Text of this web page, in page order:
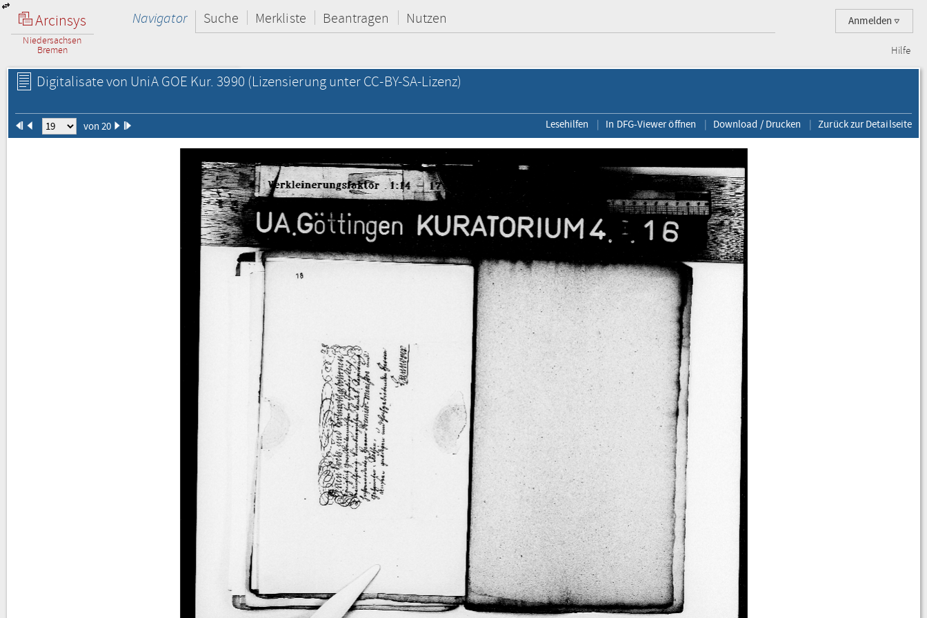
Arcinsys
Niedersachsen
Bremen
Anmelden
Navigator Suche Merkliste Beantragen Nutzen
Hilfe
Digitalisate von UniA GOE Kur. 3990 (Lizensierung unter CC-BY-SA-Lizenz)
von 20 Lesehilfen In DFG-Viewer öffnen Download / Drucken Zurück zur Detailseite